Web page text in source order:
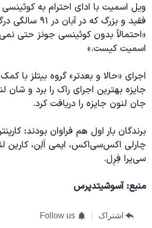
ویل اسمیت با ادای احترام به کوئینسی
فقید و بزرگ که در
«احتمالاً بدون کوئینسی جونز حتی
اسمیت کیست.»
اجرای «حالا و بعدتر» گروه بیتلز
جایزه بهترین اجرای راک را برد و
جان لنون جایزه را دریافت کرد.
برندگان بار اول هم فراوان بودند:
چارلی اکس‌سی‌اکس، ایمی اَلِن، کارین
سی‌یرا فِرِل.
منبع: آسوشیتدپرس
اشتراک Follow us